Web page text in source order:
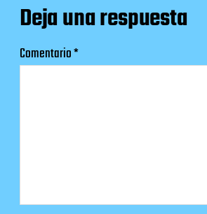
Deja una respuesta
Comentario*